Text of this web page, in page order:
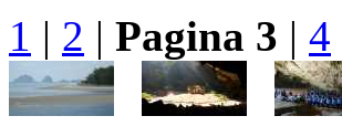
1 | 2 | Pagina 3 | 4